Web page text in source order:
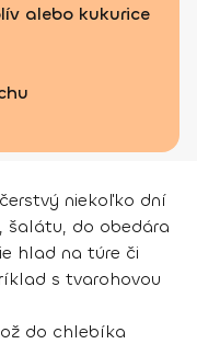
alebo kukurice
niekoľko dní
šalátu, do obedára
hlad na túre či
s tvarohovou
do chlebíka